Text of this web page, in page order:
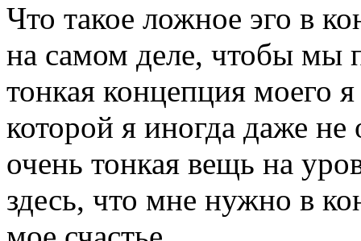
Что такое ложное эго в
на самом деле, чтобы мы
тонкая концепция моего
которой я иногда даже не
очень тонкая вещь на
здесь, что мне нужно в